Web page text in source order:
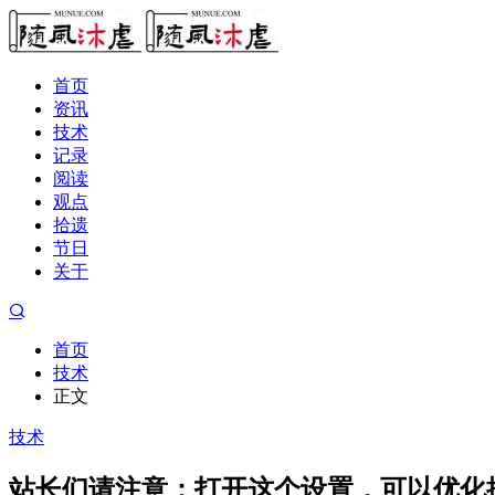
首页
资讯
技术
记录
阅读
观点
拾遗
节日
关于
首页
技术
正文
技术